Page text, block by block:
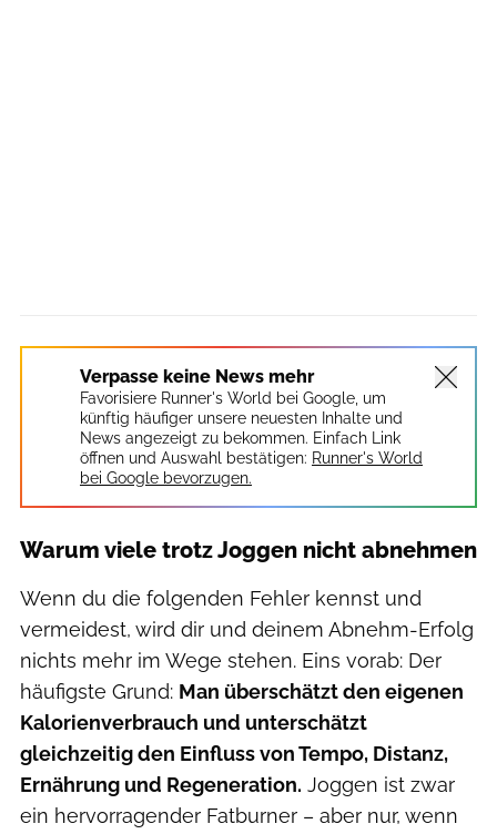
Verpasse keine News mehr
Favorisiere Runner's World bei Google, um
künftig häufiger unsere neuesten Inhalte und
News angezeigt zu bekommen. Einfach Link
öffnen und Auswahl bestätigen: Runner's World
bei Google bevorzugen.
Warum viele trotz Joggen nicht abnehmen
Wenn du die folgenden Fehler kennst und
vermeidest, wird dir und deinem Abnehm-Erfolg
nichts mehr im Wege stehen. Eins vorab: Der
häufigste Grund: Man überschätzt den eigenen
Kalorienverbrauch und unterschätzt
gleichzeitig den Einfluss von Tempo, Distanz,
Ernährung und Regeneration. Joggen ist zwar
ein hervorragender Fatburner – aber nur, wenn